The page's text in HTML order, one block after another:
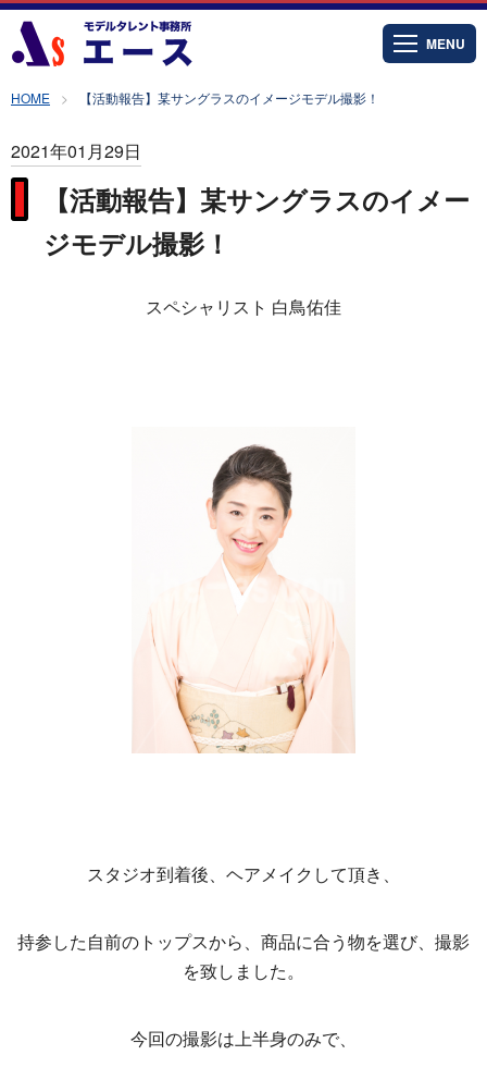
MENU
HOME 【活動報告】某サングラスのイメージモデル撮影！
2021年01月29日
【活動報告】某サングラスのイメー
ジモデル撮影！
スペシャリスト 白鳥佑佳
スタジオ到着後、ヘアメイクして頂き、
持参した自前のトップスから、商品に合う物を選び、撮影
を致しました。
今回の撮影は上半身のみで、